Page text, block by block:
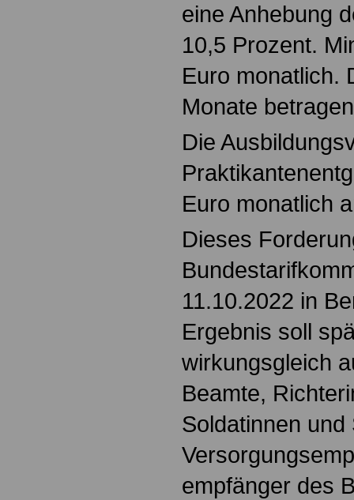
eine Anhebung
10,5 Prozent.
Euro monatlich.
Monate
Die
Euro monatlich
Dieses
11.10.2022 in
Ergebnis soll
wirkungsgleich
Beamte,
Soldatinnen
empfänger des